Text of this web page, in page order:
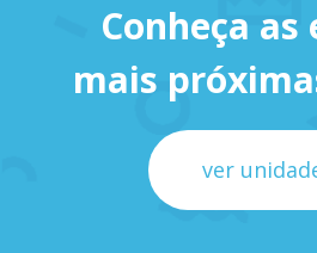
Conheça as
mais
ver